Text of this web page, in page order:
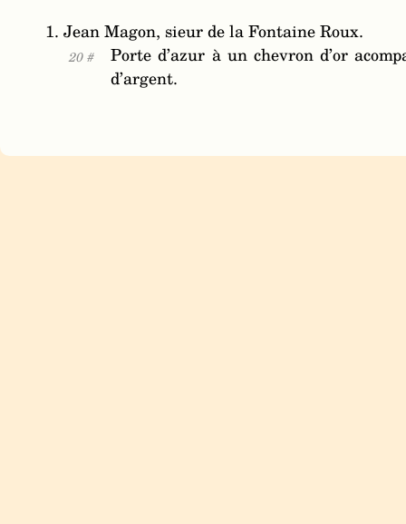
1. Jean Magon, sieur de la Fontaine Roux.
20 #
Porte d’azur à un chevron d’or
d’argent.